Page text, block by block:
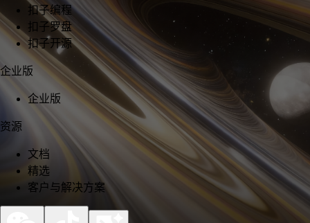
扣子编程
扣子罗盘
扣子开源
企业版
企业版
资源
文档
精选
客户与解决方案